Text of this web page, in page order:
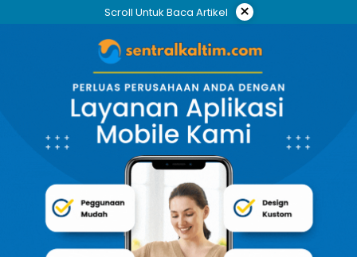
Scroll Untuk Baca Artikel ×